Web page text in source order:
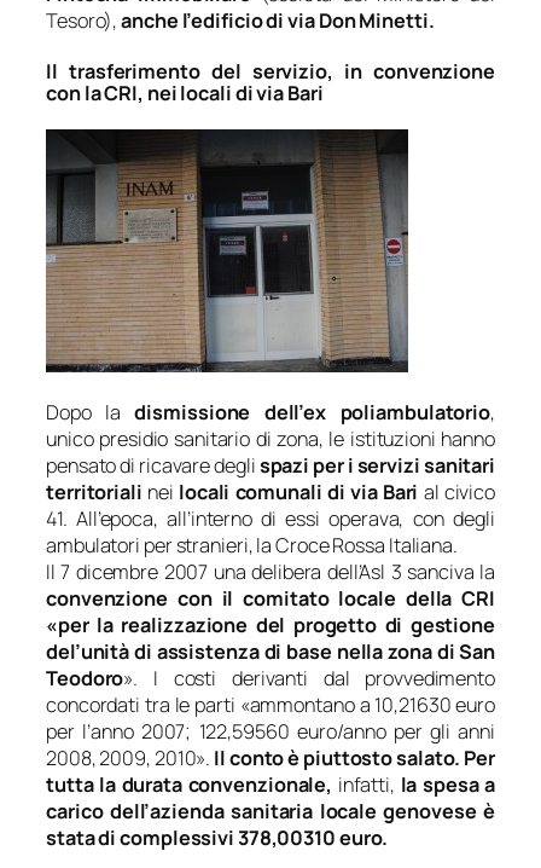
Tesoro),anche l’edificio di via Don Minetti.
Il trasferimento del servizio, in convenzione
con la CRI, nei locali di via Bari
Dopo la dismissione dell’ex poliambulatorio,
unico presidio sanitario di zona, le istituzioni hanno
pensato di ricavare deglispazi per i servizi sanitari
territoriali nei locali comunali di via Bari al civico
41. All’epoca, all’interno di essi operava, con degli
ambulatori per stranieri, la Croce Rossa Italiana.
Il 7 dicembre 2007 una delibera dell’Asl 3 sanciva la
convenzione con il comitato locale della CRI
«per la realizzazione del progetto di gestione
del’unità di assistenza di base nella zona di San
Teodoro». I costi derivanti dal provvedimento
concordati tra le parti «ammontano a 10,21630 euro
per l’anno 2007; 122,59560 euro/anno per gli anni
2008, 2009, 2010». Il conto è piuttosto salato. Per
tutta la durata convenzionale, infatti, la spesa a
carico dell’azienda sanitaria locale genovese è
stata di complessivi 378,00310 euro.